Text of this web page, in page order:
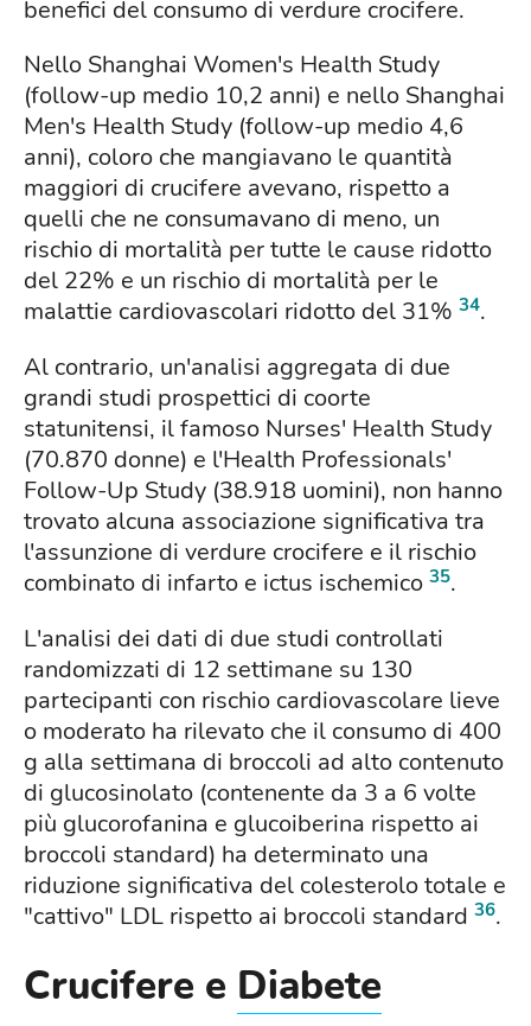
benefici del consumo di verdure crocifere.
Nello Shanghai Women's Health Study
(follow-up medio 10,2 anni) e nello Shanghai
Men's Health Study (follow-up medio 4,6
anni), coloro che mangiavano le quantità
maggiori di crucifere avevano, rispetto a
quelli che ne consumavano di meno, un
rischio di mortalità per tutte le cause ridotto
del 22% e un rischio di mortalità per le
malattie cardiovascolari ridotto del 31% 34.
Al contrario, un'analisi aggregata di due
grandi studi prospettici di coorte
statunitensi, il famoso Nurses' Health Study
(70.870 donne) e l'Health Professionals'
Follow-Up Study (38.918 uomini), non hanno
trovato alcuna associazione significativa tra
l'assunzione di verdure crocifere e il rischio
combinato di infarto e ictus ischemico 35.
L'analisi dei dati di due studi controllati
randomizzati di 12 settimane su 130
partecipanti con rischio cardiovascolare lieve
o moderato ha rilevato che il consumo di 400
g alla settimana di broccoli ad alto contenuto
di glucosinolato (contenente da 3 a 6 volte
più glucorofanina e glucoiberina rispetto ai
broccoli standard) ha determinato una
riduzione significativa del colesterolo totale e
"cattivo" LDL rispetto ai broccoli standard 36.
Crucifere e Diabete